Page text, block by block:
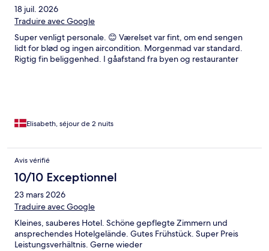
18 juil. 2026
Traduire avec Google
Super venligt personale. 😊 Værelset var fint, om end sengen
lidt for blød og ingen aircondition. Morgenmad var standard.
Rigtig fin beliggenhed. I gåafstand fra byen og restauranter
Elisabeth, séjour de 2 nuits
Avis vérifié
10/10 Exceptionnel
23 mars 2026
Traduire avec Google
Kleines, sauberes Hotel. Schöne gepflegte Zimmern und
ansprechendes Hotelgelände. Gutes Frühstück. Super Preis
Leistungsverhältnis. Gerne wieder